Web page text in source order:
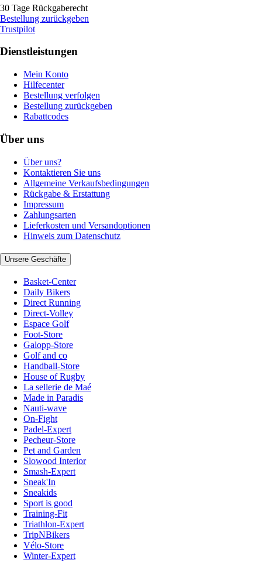
30 Tage Rückgaberecht
Bestellung zurückgeben
Trustpilot
Dienstleistungen
Mein Konto
Hilfecenter
Bestellung verfolgen
Bestellung zurückgeben
Rabattcodes
Über uns
Über uns?
Kontaktieren Sie uns
Allgemeine Verkaufsbedingungen
Rückgabe & Erstattung
Impressum
Zahlungsarten
Lieferkosten und Versandoptionen
Hinweis zum Datenschutz
Unsere Geschäfte
Basket-Center
Daily Bikers
Direct Running
Direct-Volley
Espace Golf
Foot-Store
Galopp-Store
Golf and co
Handball-Store
House of Rugby
La sellerie de Maé
Made in Paradis
Nauti-wave
On-Fight
Padel-Expert
Pecheur-Store
Pet and Garden
Slowood Interior
Smash-Expert
Sneak'In
Sneakids
Sport is good
Training-Fit
Triathlon-Expert
TripNBikers
Vélo-Store
Winter-Expert